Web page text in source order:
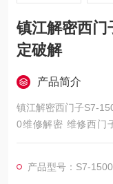
镇江解密西门
定破解
产品简介
镇江解密西门子S7-
0维修解密 维修西门
密，西门子PLC1512
17维修解密，西门子
产品型号：S7-